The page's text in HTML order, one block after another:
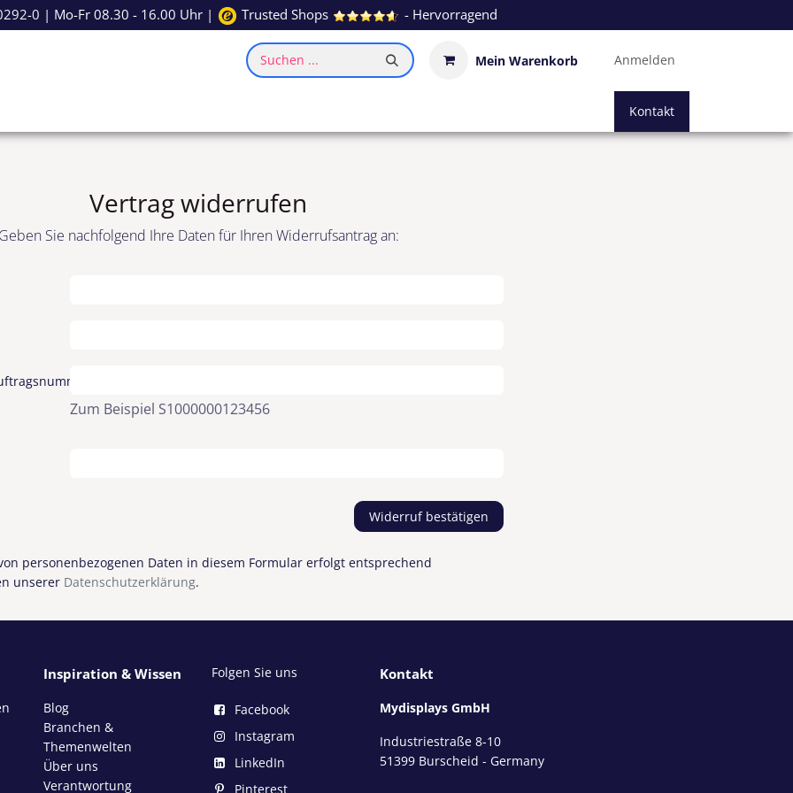
0 | Mo-Fr 08.30 - 16.00 Uhr | Trusted Shops - Hervorragend
Suchen ... Mein Warenkorb Anmelden
Kontakt
Vertrag widerrufen
Geben Sie nachfolgend Ihre Daten für Ihren Widerrufsantrag an:
Zum Beispiel S1000000123456
Widerruf bestätigen
personenbezogenen Daten in diesem Formular erfolgt entsprechend
unserer Datenschutzerklärung.
Inspiration & Wissen
Blog
Branchen &
Themenwelten
Über uns
Verantwortung
Folgen Sie uns
Facebook
Instagram
LinkedIn
Pinterest
Kontakt
Mydisplays GmbH
Industriestraße 8-10
51399 Burscheid - Germany